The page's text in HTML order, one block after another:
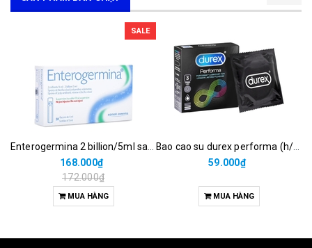
SALE
168.000₫
172.000₫
MUA HÀNG
59.000₫
MUA HÀNG